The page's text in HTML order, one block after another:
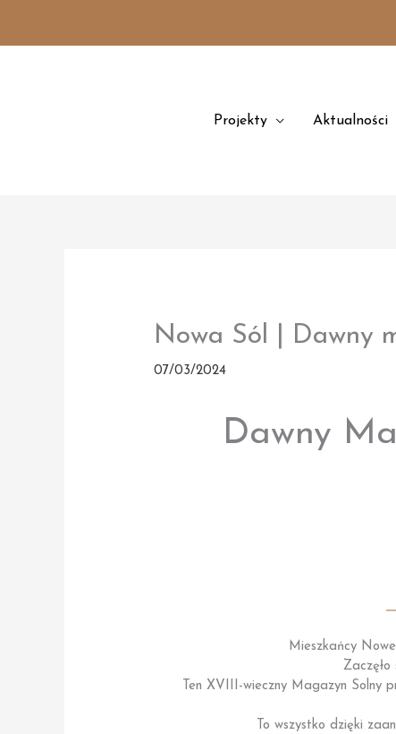
treści
Projekty Aktualności
Nowa Sól | Dawny
07/03/2024
Dawny
Mieszkańcy
Ten XVIII-wieczny Magazyn Solny
To wszystko dzięki